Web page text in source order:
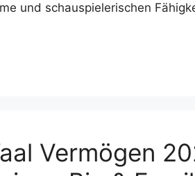
und schauspielerischen
Vermögen